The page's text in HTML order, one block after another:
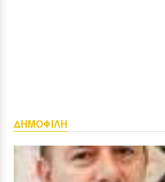
ΔΗΜΟΦΙΛΗ